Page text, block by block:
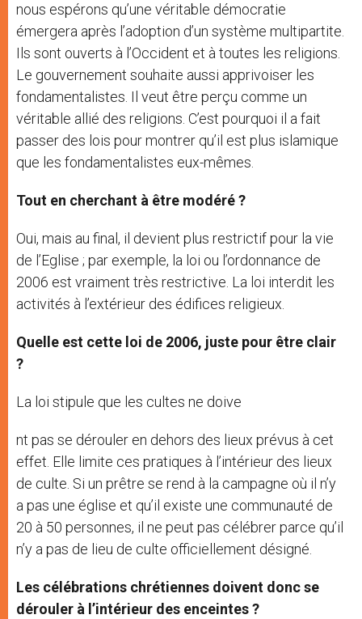
nous espérons qu’une véritable démocratie
émergera après l’adoption d’un système multipartite.
Ils sont ouverts à l’Occident et à toutes les religions.
Le gouvernement souhaite aussi apprivoiser les
fondamentalistes. Il veut être perçu comme un
véritable allié des religions. C’est pourquoi il a fait
passer des lois pour montrer qu’il est plus islamique
que les fondamentalistes eux-mêmes.
Tout en cherchant à être modéré ?
Oui, mais au final, il devient plus restrictif pour la vie
de l’Eglise ; par exemple, la loi ou l’ordonnance de
2006 est vraiment très restrictive. La loi interdit les
activités à l’extérieur des édifices religieux.
Quelle est cette loi de 2006, juste pour être clair
?
La loi stipule que les cultes ne doive
nt pas se dérouler en dehors des lieux prévus à cet
effet. Elle limite ces pratiques à l’intérieur des lieux
de culte. Si un prêtre se rend à la campagne où il n’y
a pas une église et qu’il existe une communauté de
20 à 50 personnes, il ne peut pas célébrer parce qu’il
n’y a pas de lieu de culte officiellement désigné.
Les célébrations chrétiennes doivent donc se
dérouler à l’intérieur des enceintes ?